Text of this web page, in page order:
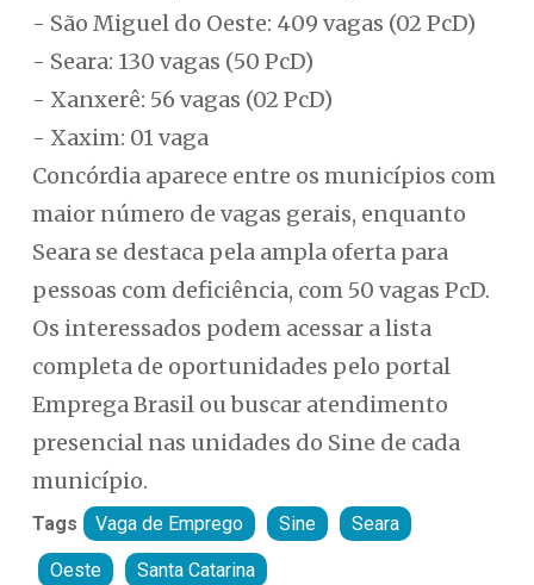
- São Miguel do Oeste: 409 vagas (02 PcD)
- Seara: 130 vagas (50 PcD)
- Xanxerê: 56 vagas (02 PcD)
- Xaxim: 01 vaga
Concórdia aparece entre os municípios com
maior número de vagas gerais, enquanto
Seara se destaca pela ampla oferta para
pessoas com deficiência, com 50 vagas PcD.
Os interessados podem acessar a lista
completa de oportunidades pelo portal
Emprega Brasil ou buscar atendimento
presencial nas unidades do Sine de cada
município.
Tags Vaga de Emprego Sine Seara
Oeste Santa Catarina